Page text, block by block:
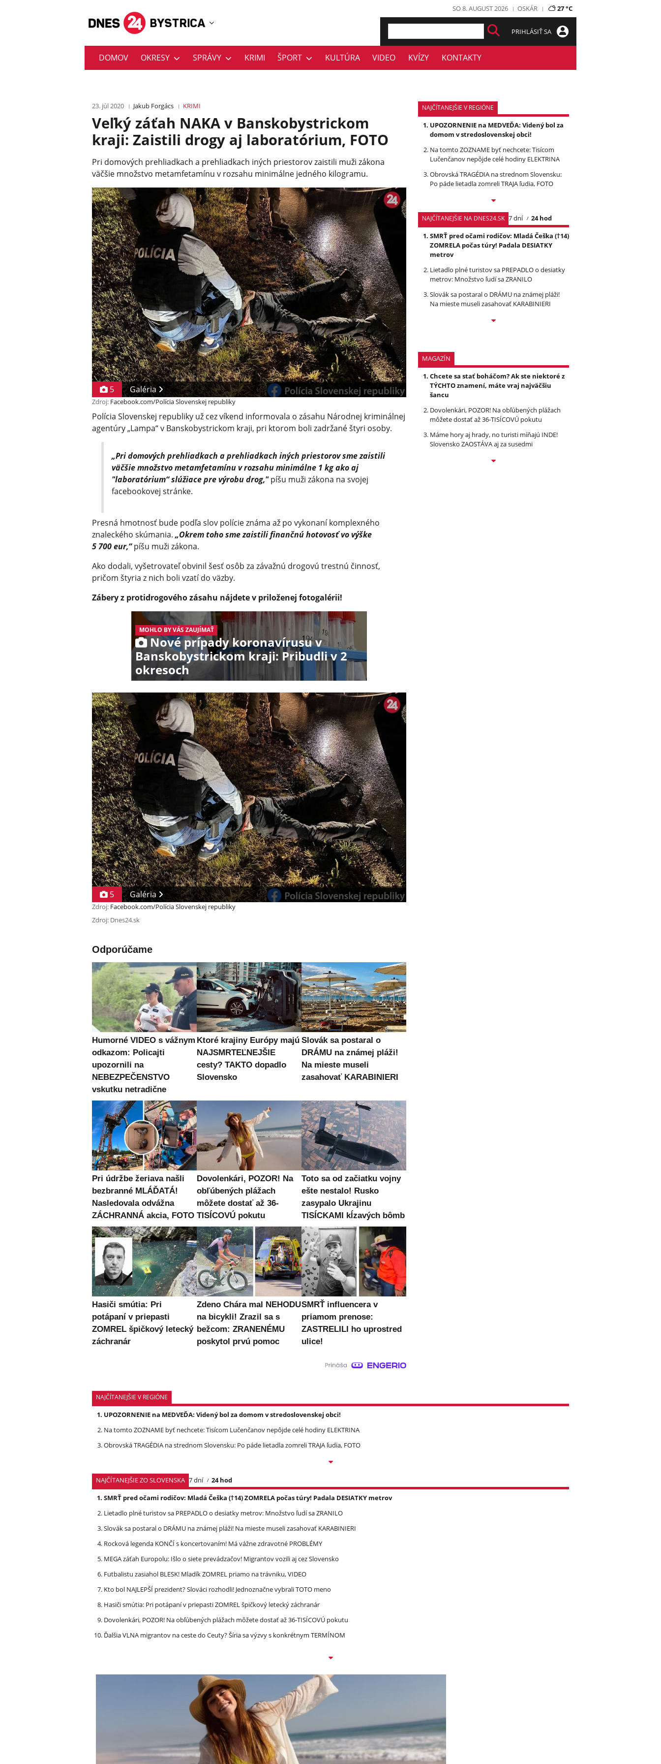
SO 8. AUGUST 2026 OSKÁR 27 °C
PRIHLÁSIŤ SA
DOMOV OKRESY SPRÁVY KRIMI ŠPORT KULTÚRA VIDEO KVÍZY KONTAKTY
23. júl 2020 Jakub Forgács KRIMI
Veľký záťah NAKA v Banskobystrickom
kraji: Zaistili drogy aj laboratórium, FOTO
Pri domových prehliadkach a prehliadkach iných priestorov zaistili muži zákona
väčšie množstvo metamfetamínu v rozsahu minimálne jedného kilogramu.
5 Galéria
Zdroj: Facebook.com/Polícia Slovenskej republiky
Polícia Slovenskej republiky už cez víkend informovala o zásahu Národnej kriminálnej
agentúry „Lampa“ v Banskobystrickom kraji, pri ktorom boli zadržané štyri osoby.
„Pri domových prehliadkach a prehliadkach iných priestorov sme zaistili
väčšie množstvo metamfetamínu v rozsahu minimálne 1 kg ako aj
"laboratórium“ slúžiace pre výrobu drog,"píšu muži zákona na svojej
facebookovej stránke.
Presná hmotnosť bude podľa slov polície známa až po vykonaní komplexného
znaleckého skúmania.„Okrem toho sme zaistili finančnú hotovosť vo výške
5 700 eur,“píšu muži zákona.
Ako dodali, vyšetrovateľ obvinil šesť osôb za závažnú drogovú trestnú činnosť,
pričom štyria z nich boli vzatí do väzby.
Zábery z protidrogového zásahu nájdete v priloženej fotogalérii!
MOHLO BY VÁS ZAUJÍMAŤ
Nové prípady koronavírusu v
Banskobystrickom kraji: Pribudli v 2
okresoch
5 Galéria
Zdroj: Facebook.com/Polícia Slovenskej republiky
Zdroj: Dnes24.sk
Odporúčame
Humorné VIDEO s vážnym
odkazom: Policajti
upozornili na
NEBEZPEČENSTVO
vskutku netradične
Ktoré krajiny Európy majú
NAJSMRTEĽNEJŠIE
cesty? TAKTO dopadlo
Slovensko
Slovák sa postaral o
DRÁMU na známej pláži!
Na mieste museli
zasahovať KARABINIERI
Pri údržbe žeriava našli
bezbranné MLÁĎATÁ!
Nasledovala odvážna
ZÁCHRANNÁ akcia, FOTO
Dovolenkári, POZOR! Na
obľúbených plážach
môžete dostať až 36-
TISÍCOVÚ pokutu
Toto sa od začiatku vojny
ešte nestalo! Rusko
zasypalo Ukrajinu
TISÍCKAMI kĺzavých bômb
Hasiči smútia: Pri
potápaní v priepasti
ZOMREL špičkový letecký
záchranár
Zdeno Chára mal NEHODU
na bicykli! Zrazil sa s
bežcom: ZRANENÉMU
poskytol prvú pomoc
SMRŤ influencera v
priamom prenose:
ZASTRELILI ho uprostred
ulice!
NAJČÍTANEJŠIE V REGIÓNE
UPOZORNENIE na MEDVEĎA: Videný bol za
domom v stredoslovenskej obci!
Na tomto ZOZNAME byť nechcete: Tisícom
Lučenčanov nepôjde celé hodiny ELEKTRINA
Obrovská TRAGÉDIA na strednom Slovensku:
Po páde lietadla zomreli TRAJA ľudia, FOTO
NAJČÍTANEJŠIE NA DNES24.SK 7 dní
24 hod
SMRŤ pred očami rodičov: Mladá Češka (†14)
ZOMRELA počas túry! Padala DESIATKY
metrov
Lietadlo plné turistov sa PREPADLO o desiatky
metrov: Množstvo ľudí sa ZRANILO
Slovák sa postaral o DRÁMU na známej pláži!
Na mieste museli zasahovať KARABINIERI
MAGAZÍN
Chcete sa stať boháčom? Ak ste niektoré z
TÝCHTO znamení, máte vraj najväčšiu
šancu
Dovolenkári, POZOR! Na obľúbených plážach
môžete dostať až 36-TISÍCOVÚ pokutu
Máme hory aj hrady, no turisti míňajú INDE!
Slovensko ZAOSTÁVA aj za susedmi
NAJČÍTANEJŠIE V REGIÓNE
UPOZORNENIE na MEDVEĎA: Videný bol za domom v stredoslovenskej obci!
Na tomto ZOZNAME byť nechcete: Tisícom Lučenčanov nepôjde celé hodiny ELEKTRINA
Obrovská TRAGÉDIA na strednom Slovensku: Po páde lietadla zomreli TRAJA ľudia, FOTO
NAJČÍTANEJŠIE ZO SLOVENSKA 7 dní
24 hod
SMRŤ pred očami rodičov: Mladá Češka (†14) ZOMRELA počas túry! Padala DESIATKY metrov
Lietadlo plné turistov sa PREPADLO o desiatky metrov: Množstvo ľudí sa ZRANILO
Slovák sa postaral o DRÁMU na známej pláži! Na mieste museli zasahovať KARABINIERI
Rocková legenda KONČÍ s koncertovaním! Má vážne zdravotné PROBLÉMY
MEGA záťah Europolu: Išlo o siete prevádzačov! Migrantov vozili aj cez Slovensko
Futbalistu zasiahol BLESK! Mladík ZOMREL priamo na trávniku, VIDEO
Kto bol NAJLEPŠÍ prezident? Slováci rozhodli! Jednoznačne vybrali TOTO meno
Hasiči smútia: Pri potápaní v priepasti ZOMREL špičkový letecký záchranár
Dovolenkári, POZOR! Na obľúbených plážach môžete dostať až 36-TISÍCOVÚ pokutu
Ďalšia VLNA migrantov na ceste do Ceuty? Šíria sa výzvy s konkrétnym TERMÍNOM